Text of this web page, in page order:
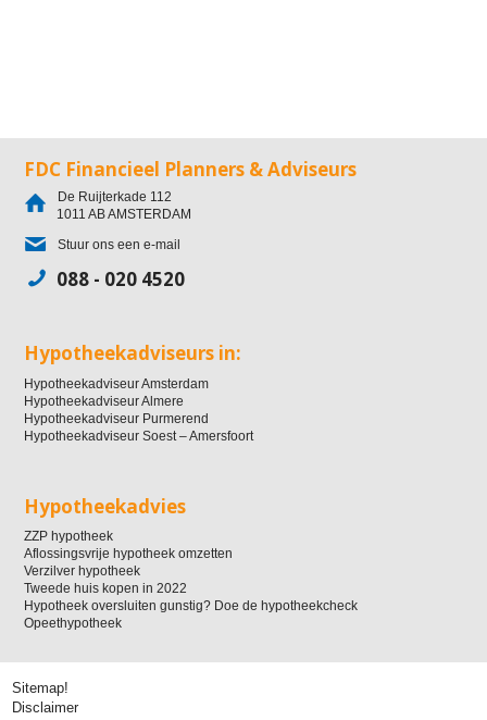
FDC Financieel Planners & Adviseurs
De Ruijterkade 112
1011 ABAMSTERDAM
Stuur ons een e-mail
088 - 020 4520
Hypotheekadviseurs in:
Hypotheekadviseur Amsterdam
Hypotheekadviseur Almere
Hypotheekadviseur Purmerend
Hypotheekadviseur Soest – Amersfoort
Hypotheekadvies
ZZP hypotheek
Aflossingsvrije hypotheek omzetten
Verzilver hypotheek
Tweede huis kopen in 2022
Hypotheek oversluiten gunstig? Doe de hypotheekcheck
Opeethypotheek
Sitemap!
Disclaimer